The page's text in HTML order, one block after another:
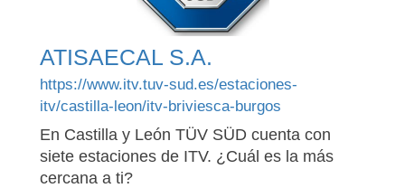
ATISAECAL S.A.
https://www.itv.tuv-sud.es/estaciones-
itv/castilla-leon/itv-briviesca-burgos
En Castilla y León TÜV SÜD cuenta con
siete estaciones de ITV. ¿Cuál es la más
cercana a ti?